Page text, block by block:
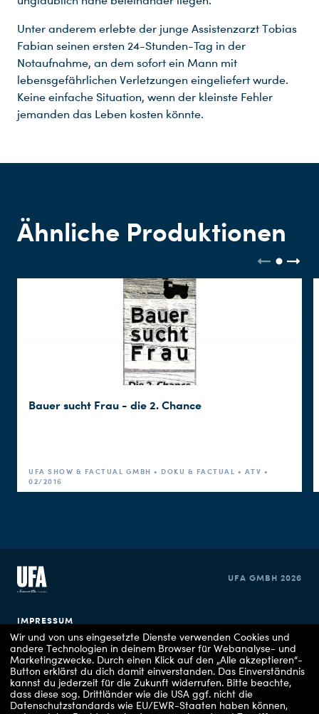
Unter anderem erlebte der junge Assistenzarzt Tobias
Fabian seinen ersten 24-Stunden-Tag in der
Notaufnahme, an dem sofort ein Mann mit
lebensgefährlichen Verletzungen eingeliefert wurde.
Keine einfache Situation, wenn der kleinste Fehler
jemanden das Leben kosten könnte.
Ähnliche Produktionen
Bauer sucht Frau - die 2. Chance
UFA SHOW & FACTUAL GMBH • DOKU & FACTUAL • ATV •
02/2016
IMPRESSUM
DATENSCHUTZERKLÄRUNG
COOKIE EINSTELLUNGEN
UFA GMBH 2026
Wir und von uns eingesetzte Dienste verwenden Cookies und
andere Technologien in deinem Browser für Webanalyse- und
Marketingzwecke. Durch einen Klick auf den „Alle akzeptieren“-
Button erklärst du dich damit einverstanden. Das Einverständnis
kannst du jederzeit für die Zukunft widerrufen. Bitte beachte,
dass diese sog. Drittländer wie die USA ggf. nicht die
Datenschutzstandards wie EU/EWR-Staaten haben können,